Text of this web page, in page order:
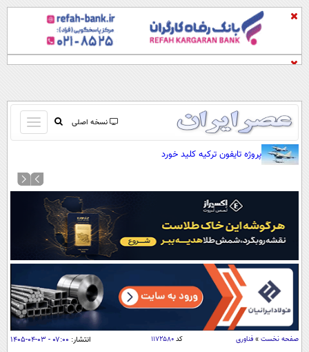
نسخه اصلی
باز
و
کردن
منو
صفحه اول
آرشیو
نظرسنجی
آب و هوا
اوقات شرعی
سواد زندگی
اقتصاد
پروژه تایفون ترکیه کلید خورد
صفحه نخست » فناوری کد۱۱۷۲۵۸۰ انتشار: ۰۷:۰۰ - ۰۳-۰۴-۱۴۰۵